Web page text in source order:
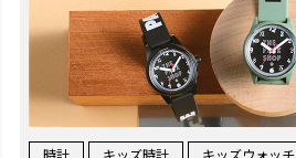
時計 キッズ時計 キッズウォッチ